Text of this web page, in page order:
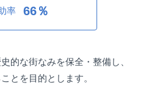
率 66％
的な街なみを保全・整備し、
とを目的とします。